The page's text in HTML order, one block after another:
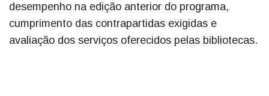
desempenho na edição anterior do programa,
cumprimento das contrapartidas exigidas e
avaliação dos serviços oferecidos pelas bibliotecas.